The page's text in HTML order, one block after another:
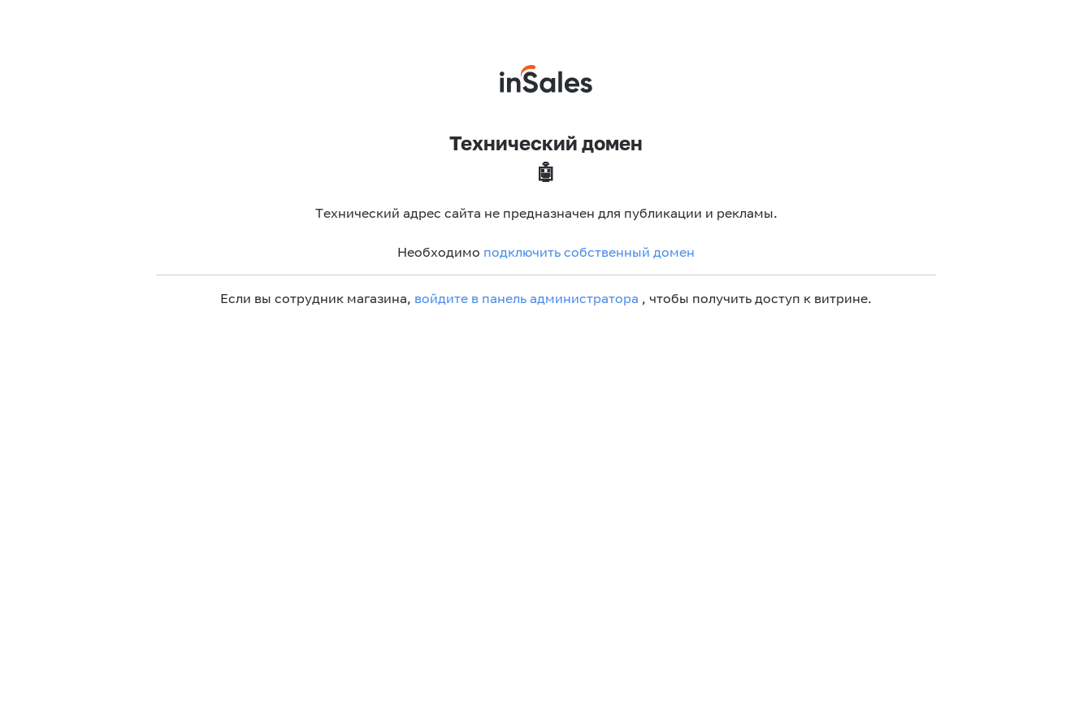
Технический домен
🤖
Технический адрес сайта не предназначен для публикации и рекламы.
Необходимо подключить собственный домен
Если вы сотрудник магазина, войдите в панель администратора , чтобы получить доступ к витрине.